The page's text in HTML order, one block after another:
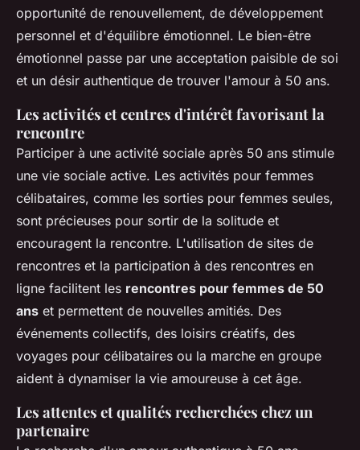
opportunité de renouvellement, de développement
personnel et d'équilibre émotionnel. Le bien-être
émotionnel passe par une acceptation paisible de soi
et un désir authentique de trouver l'amour à 50 ans.
Les activités et centres d'intérêt favorisant la
rencontre
Participer à une activité sociale après 50 ans stimule
une vie sociale active. Les activités pour femmes
célibataires, comme les sorties pour femmes seules,
sont précieuses pour sortir de la solitude et
encouragent la rencontre. L'utilisation de sites de
rencontres et la participation à des rencontres en
ligne facilitent les rencontres pour femmes de 50
ans et permettent de nouvelles amitiés. Des
événements collectifs, des loisirs créatifs, des
voyages pour célibataires ou la marche en groupe
aident à dynamiser la vie amoureuse à cet âge.
Les attentes et qualités recherchées chez un
partenaire